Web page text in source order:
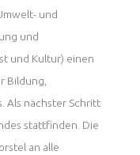
und
und
und Kultur) einen
Bildung,
Als nächster Schritt
stattfinden. Die
an alle